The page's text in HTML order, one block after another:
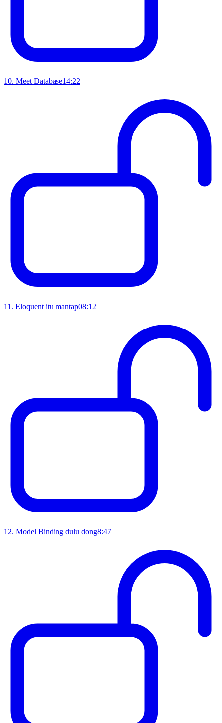
10. Meet Database14:22
11 . Eloquent itu mantap08:12
12. Model Binding dulu dong8:47